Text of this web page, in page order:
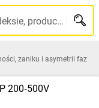
Szukaj po nazwie, indeksie, producencie, kodzie kreskowym...
zaniku i asymetrii faz
200‑500V